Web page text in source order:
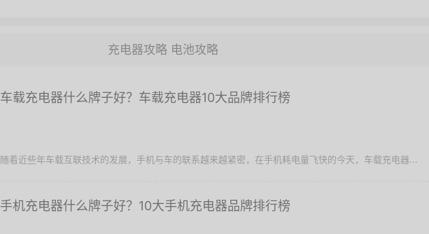
充电器攻略 电池攻略
车载充电器什么牌子好？车载充电器10大品牌排行榜
随着近些年车载互联技术的发展，手机与车的联系越来越紧密，在手机耗电量飞快的今天，车载充电器...
手机充电器什么牌子好？10大手机充电器品牌排行榜